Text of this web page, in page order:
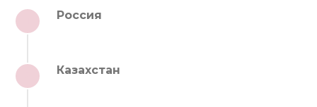
Россия
Казахстан